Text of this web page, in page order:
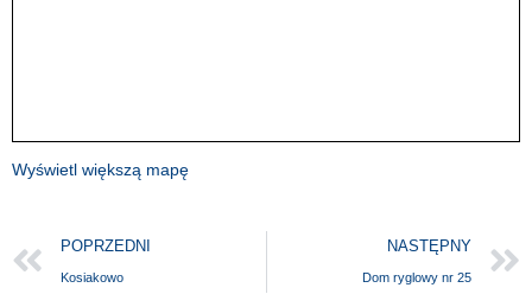
Wyświetl większą mapę
POPRZEDNI
Kosiakowo
NASTĘPNY
Dom ryglowy nr 25